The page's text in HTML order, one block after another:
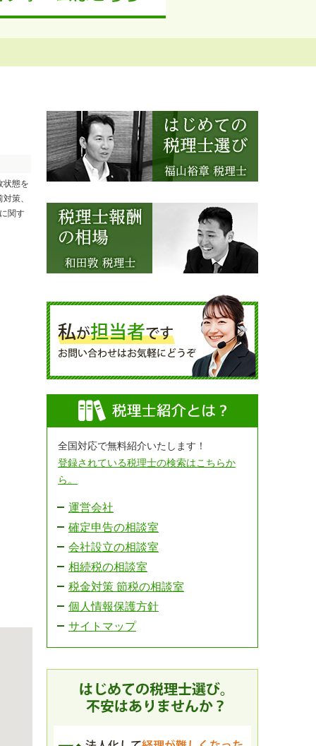
状態を
策、
関す
全国対応で無料紹介いたします！
登録されている税理士の検索はこちらか
ら。
運営会社
確定申告の相談室
会社設立の相談室
相続税の相談室
税金対策 節税の相談室
個人情報保護方針
サイトマップ